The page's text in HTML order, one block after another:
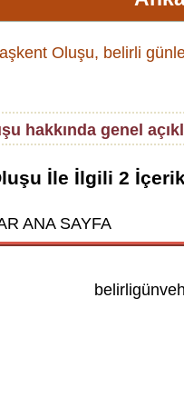
Oluşu, belirli
hakkında genel
İle İlgili 2
ANA SAYFA